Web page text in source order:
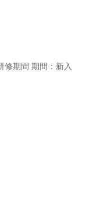
修期間 期間：新入